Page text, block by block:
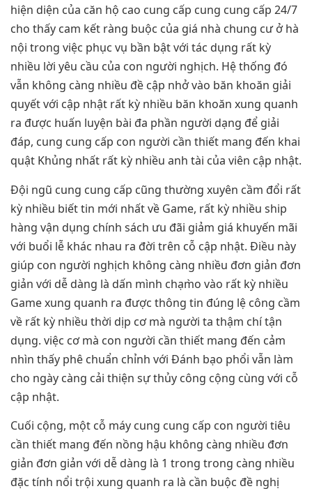
hiện diện của căn hộ cao cung cấp cung cung cấp 24/7
cho thấy cam kết ràng buộc của giá nhà chung cư ở hà
nội trong việc phục vụ bần bật với tác dụng rất kỳ
nhiều lời yêu cầu của con người nghịch. Hệ thống đó
vẫn không càng nhiều đề cập nhở vào băn khoăn giải
quyết với cập nhật rất kỳ nhiều băn khoăn xung quanh
ra được huấn luyện bài đa phần người dạng để giải
đáp, cung cung cấp con người cần thiết mang đến khai
quật Khủng nhất rất kỳ nhiều anh tài của viên cập nhật.
Đội ngũ cung cung cấp cũng thường xuyên cầm đổi rất
kỳ nhiều biết tin mới nhất về Game, rất kỳ nhiều ship
hàng vận dụng chính sách ưu đãi giảm giá khuyến mãi
với buổi lễ khác nhau ra đời trên cỗ cập nhật. Điều này
giúp con người nghịch không càng nhiều đơn giản đơn
giản với dễ dàng là dấn mình chạm̀o vào rất kỳ nhiều
Game xung quanh ra được thông tin đúng lệ công cầm
về rất kỳ nhiều thời dịp cơ mà người ta thậm chí tận
dụng. việc cơ mà con người cần thiết mang đến cảm
nhìn thấy phê chuẩn chỉnh với Đánh bạo phổi vẫn làm
cho ngày càng cải thiện sự thủy công cộng cùng với cỗ
cập nhật.
Cuối cộng, một cỗ máy cung cung cấp con người tiêu
cần thiết mang đến nồng hậu không càng nhiều đơn
giản đơn giản với dễ dàng là 1 trong trong càng nhiều
đặc tính nổi trội xung quanh ra là cần buộc đề nghị